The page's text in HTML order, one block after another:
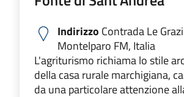
Indirizzo Contrada Le
Montelparo FM, Italia
L'agriturismo richiama lo stile
della casa rurale marchigiana,
da una particolare attenzione